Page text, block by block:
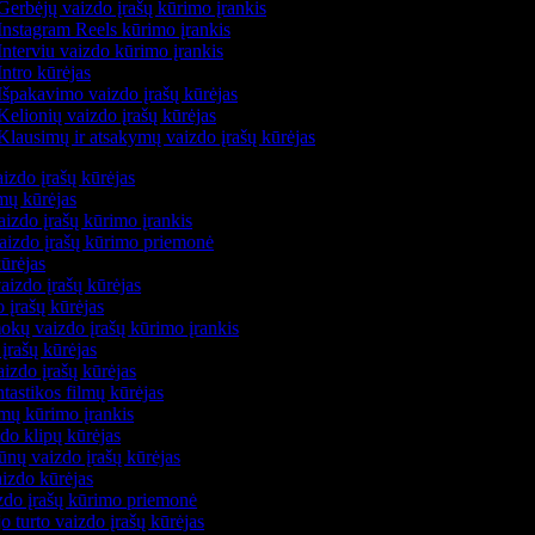
vaizdo įrašų kūrimo įrankis
Reels kūrimo įrankis
vaizdo kūrimo įrankis
kūrėjas
vaizdo įrašų kūrėjas
vaizdo įrašų kūrėjas
ir atsakymų vaizdo įrašų kūrėjas
įrašų kūrėjas
kūrėjas
įrašų kūrimo įrankis
įrašų kūrimo priemonė
įrašų kūrėjas
įrašų kūrėjas
vaizdo įrašų kūrimo įrankis
kūrėjas
įrašų kūrėjas
filmų kūrėjas
kūrimo įrankis
klipų kūrėjas
vaizdo įrašų kūrėjas
kūrėjas
įrašų kūrimo priemonė
turto vaizdo įrašų kūrėjas